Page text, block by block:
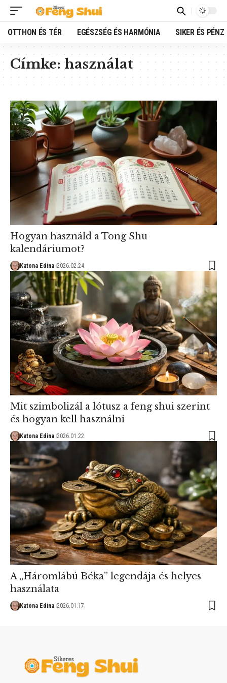
OTTHON ÉS TÉR EGÉSZSÉG ÉS HARMÓNIA SIKER ÉS PÉNZ
Címke:használat
Hogyan használd a Tong Shu
kalendáriumot?
Katona Edina 2026.02.24.
Mit szimbolizál a lótusz a feng shui szerint
és hogyan kell használni
Katona Edina 2026.01.22.
A „Háromlábú Béka” legendája és helyes
használata
Katona Edina 2026.01.17.